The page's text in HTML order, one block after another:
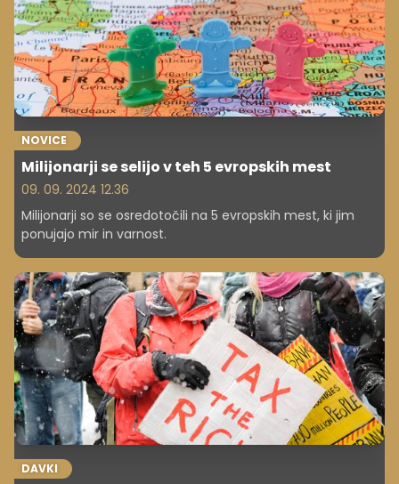
NOVICE
Milijonarji se selijo v teh 5 evropskih mest
09. 09. 2024 12.36
Milijonarji so se osredotočili na 5 evropskih mest, ki jim
ponujajo mir in varnost.
DAVKI